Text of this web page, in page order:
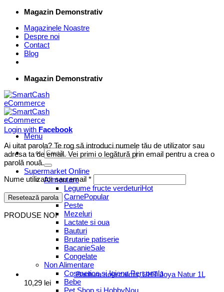
Skip
content
Magazin Demonstrativ
Magazinele Noastre
Despre noi
Contact
Blog
Magazin Demonstrativ
Menu
Caută
după:
Supermarket Online
Alimentare
Legume fructe verdeturi
Carne
Peste
Mezeluri
Lactate si oua
Bauturi
Brutarie patiserie
Bacanie
Congelate
Non Alimentare
Cosmetica si Igiena Personala
Bebe
Login with Facebook
Ai uitat parola? Te rog să introduci numele tău de utilizator sau
adresa ta de email. Vei primi o legătură prin email pentru a crea o
parolă nouă.
Nume utilizator sau email *Obligatoriu
Resetează parola
PRODUSE NOI
Bautura soia calciu, UHT Joya Natur 1L
10,29 lei